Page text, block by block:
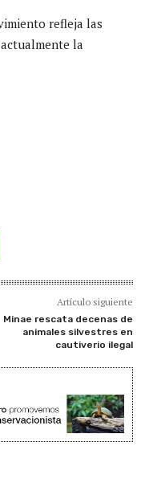
refleja las
la
Artículo siguiente
Minae rescata decenas de
animales silvestres en
cautiverio ilegal